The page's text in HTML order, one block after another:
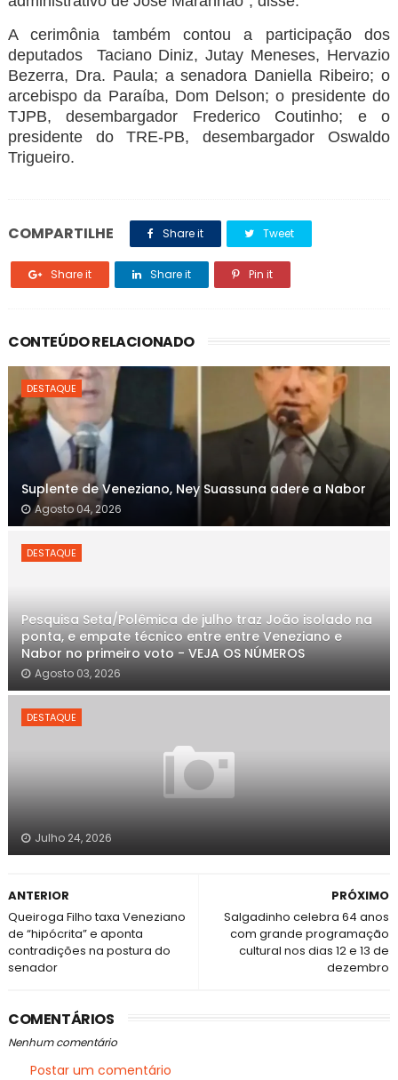
A cerimônia também contou a participação dos
deputados Taciano Diniz, Jutay Meneses, Hervazio
Bezerra, Dra. Paula; a senadora Daniella Ribeiro; o
arcebispo da Paraíba, Dom Delson; o presidente do
TJPB, desembargador Frederico Coutinho; e o
presidente do TRE-PB, desembargador Oswaldo
Trigueiro.
COMPARTILHE Share it Tweet
Share it Share it Pin it
CONTEÚDO RELACIONADO
DESTAQUE
Suplente de Veneziano, Ney Suassuna adere a Nabor
Agosto 04, 2026
DESTAQUE
Pesquisa Seta/Polêmica de julho traz João isolado na
ponta, e empate técnico entre entre Veneziano e
Nabor no primeiro voto - VEJA OS NÚMEROS
Agosto 03, 2026
DESTAQUE
Julho 24, 2026
PRÓXIMO
Salgadinho celebra 64 anos
com grande programação
cultural nos dias 12 e 13 de
dezembro
ANTERIOR
Queiroga Filho taxa Veneziano
de “hipócrita” e aponta
contradições na postura do
senador
COMENTÁRIOS
Nenhum comentário
Postar um comentário